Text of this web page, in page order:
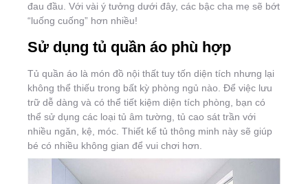
đau đầu. Với vài ý tưởng dưới đây, các bậc cha mẹ sẽ bớt
“luống cuống” hơn nhiều!
Sử dụng tủ quần áo phù hợp
Tủ quần áo là món đồ nội thất tuy tốn diện tích nhưng lại
không thể thiếu trong bất kỳ phòng ngủ nào. Để việc lưu
trữ dễ dàng và có thể tiết kiệm diện tích phòng, bạn có
thể sử dụng các loại tủ âm tường, tủ cao sát trần với
nhiều ngăn, kệ, móc. Thiết kế tủ thông minh này sẽ giúp
bé có nhiều không gian để vui chơi hơn.